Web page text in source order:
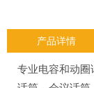
产品详情
专业电容和动